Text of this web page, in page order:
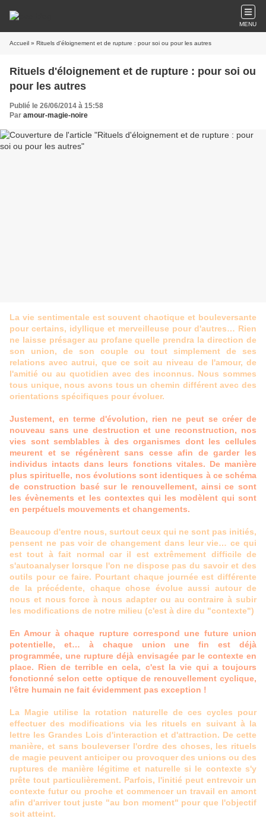
MENU
Accueil » Rituels d'éloignement et de rupture : pour soi ou pour les autres
Rituels d'éloignement et de rupture : pour soi ou
pour les autres
Publié le 26/06/2014 à 15:58
Par amour-magie-noire
La vie sentimentale est souvent chaotique et bouleversante
pour certains, idyllique et merveilleuse pour d'autres… Rien
ne laisse présager au profane quelle prendra la direction de
son union, de son couple ou tout simplement de ses
relations avec autrui, que ce soit au niveau de l'amour, de
l'amitié ou au quotidien avec des inconnus. Nous sommes
tous unique, nous avons tous un chemin différent avec des
orientations spécifiques pour évoluer.
Justement, en terme d'évolution, rien ne peut se créer de
nouveau sans une destruction et une reconstruction, nos
vies sont semblables à des organismes dont les cellules
meurent et se régénèrent sans cesse afin de garder les
individus intacts dans leurs fonctions vitales. De manière
plus spirituelle, nos évolutions sont identiques à ce schéma
de construction basé sur le renouvellement, ainsi ce sont
les évènements et les contextes qui les modèlent qui sont
en perpétuels mouvements et changements.
Beaucoup d'entre nous, surtout ceux qui ne sont pas initiés,
pensent ne pas voir de changement dans leur vie… ce qui
est tout à fait normal car il est extrêmement difficile de
s'autoanalyser lorsque l'on ne dispose pas du savoir et des
outils pour ce faire. Pourtant chaque journée est différente
de la précédente, chaque chose évolue aussi autour de
nous et nous force à nous adapter ou au contraire à subir
les modifications de notre milieu (c'est à dire du "contexte")
En Amour à chaque rupture correspond une future union
potentielle, et… à chaque union une fin est déjà
programmée, une rupture déjà envisagée par le contexte en
place. Rien de terrible en cela, c'est la vie qui a toujours
fonctionné selon cette optique de renouvellement cyclique,
l'être humain ne fait évidemment pas exception !
La Magie utilise la rotation naturelle de ces cycles pour
effectuer des modifications via les rituels en suivant à la
lettre les Grandes Lois d'interaction et d'attraction. De cette
manière, et sans bouleverser l'ordre des choses, les rituels
de magie peuvent anticiper ou provoquer des unions ou des
ruptures de manière légitime et naturelle si le contexte s'y
prête tout particulièrement. Parfois, l'initié peut entrevoir un
contexte futur ou proche et commencer un travail en amont
afin d'arriver tout juste "au bon moment" pour que l'objectif
soit atteint.